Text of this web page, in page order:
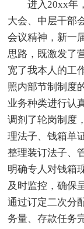
进入20xx年
大会、中层干部
会议精神，新一
思路，既激发了
宽了我本人的工
照内部节制制度
业务种类进行认
调剂了轮岗制度
理法子、钱箱单
整理装订法子、
明确专人对钱箱
及时监控，确保
通过订定二次分
务量、存款任务